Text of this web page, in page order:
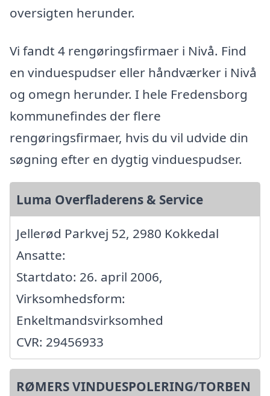
oversigten herunder.
Vi fandt 4 rengøringsfirmaer i Nivå. Find
en vinduespudser eller håndværker i Nivå
og omegn herunder. I hele Fredensborg
kommunefindes der flere
rengøringsfirmaer, hvis du vil udvide din
søgning efter en dygtig vinduespudser.
Luma Overfladerens & Service
Jellerød Parkvej 52, 2980 Kokkedal
Ansatte:
Startdato: 26. april 2006,
Virksomhedsform:
Enkeltmandsvirksomhed
CVR: 29456933
RØMERS VINDUESPOLERING/TORBEN